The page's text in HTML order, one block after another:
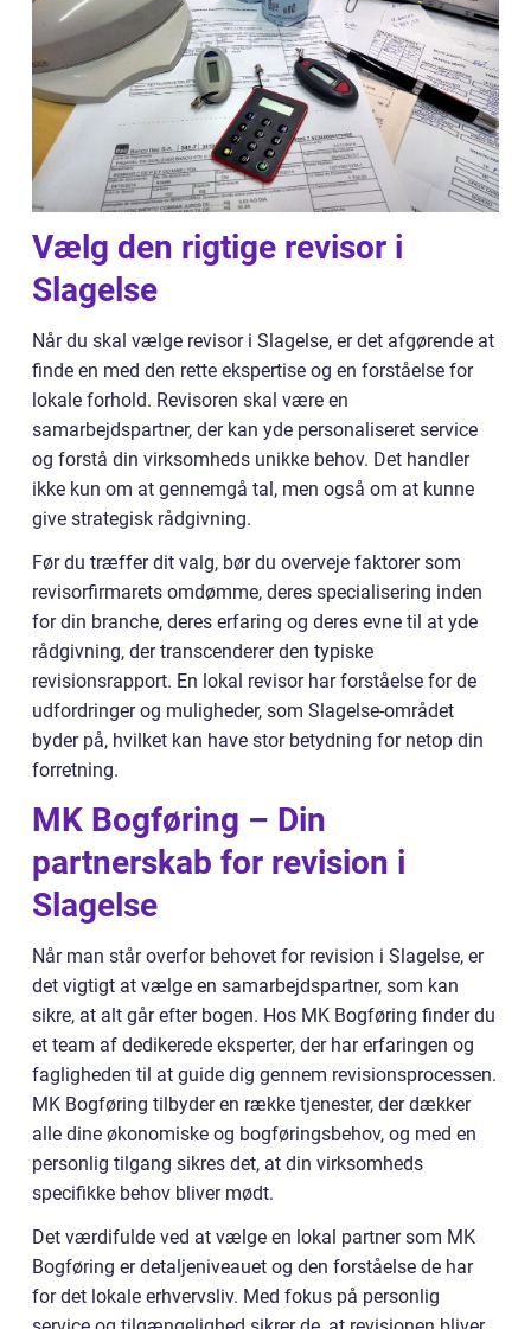
Vælg den rigtige revisor i
Slagelse
Når du skal vælge revisor i Slagelse, er det afgørende at
finde en med den rette ekspertise og en forståelse for
lokale forhold. Revisoren skal være en
samarbejdspartner, der kan yde personaliseret service
og forstå din virksomheds unikke behov. Det handler
ikke kun om at gennemgå tal, men også om at kunne
give strategisk rådgivning.
Før du træffer dit valg, bør du overveje faktorer som
revisorfirmarets omdømme, deres specialisering inden
for din branche, deres erfaring og deres evne til at yde
rådgivning, der transcenderer den typiske
revisionsrapport. En lokal revisor har forståelse for de
udfordringer og muligheder, som Slagelse-området
byder på, hvilket kan have stor betydning for netop din
forretning.
MK Bogføring – Din
partnerskab for revision i
Slagelse
Når man står overfor behovet for revision i Slagelse, er
det vigtigt at vælge en samarbejdspartner, som kan
sikre, at alt går efter bogen. Hos MK Bogføring finder du
et team af dedikerede eksperter, der har erfaringen og
fagligheden til at guide dig gennem revisionsprocessen.
MK Bogføring tilbyder en række tjenester, der dækker
alle dine økonomiske og bogføringsbehov, og med en
personlig tilgang sikres det, at din virksomheds
specifikke behov bliver mødt.
Det værdifulde ved at vælge en lokal partner som MK
Bogføring er detaljeniveauet og den forståelse de har
for det lokale erhvervsliv. Med fokus på personlig